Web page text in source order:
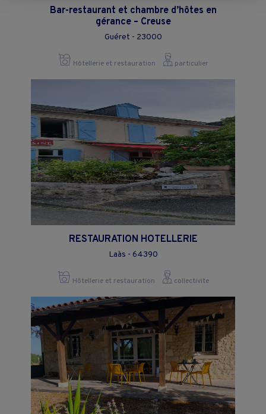
Bar-restaurant et chambre d’hôtes en
gérance – Creuse
Guéret - 23000
Hôtellerie et restauration particulier
RESTAURATION HOTELLERIE
Laàs - 64390
Hôtellerie et restauration collectivite
moment en cliquant sur le lien "Paramétrez vos choix" situé en bas de